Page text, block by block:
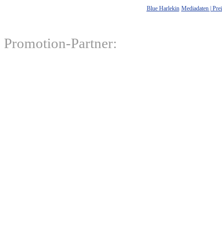
Blue Harlekin Mediadaten |
Promotion-Partner: